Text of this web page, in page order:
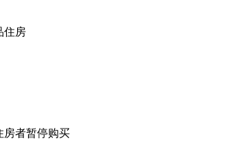
住房
房者暂停购买